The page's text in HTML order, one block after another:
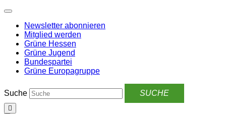
Weiter
Inhalt
Newsletter abonnieren
Mitglied werden
Grüne Hessen
Grüne Jugend
Bundespartei
Grüne Europagruppe
Suche